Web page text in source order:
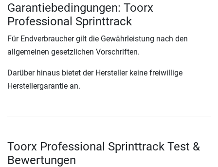
Garantiebedingungen: Toorx
Professional Sprinttrack
Für Endverbraucher gilt die Gewährleistung nach den
allgemeinen gesetzlichen Vorschriften.
Darüber hinaus bietet der Hersteller keine freiwillige
Herstellergarantie an.
Toorx Professional Sprinttrack Test &
Bewertungen